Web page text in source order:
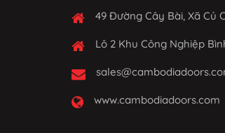
49 Đường Cây Bài, Xã Củ
Lô 2 Khu Công Nghiệp
www.cambodiadoors.com